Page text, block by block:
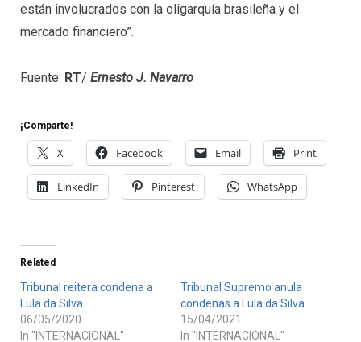
están involucrados con la oligarquía brasileña y el
mercado financiero”.
Fuente: RT/ Ernesto J. Navarro
¡Comparte!
X Facebook Email Print
LinkedIn Pinterest WhatsApp
Related
Tribunal reitera condena a
Lula da Silva
06/05/2020
In "INTERNACIONAL"
Tribunal Supremo anula
condenas a Lula da Silva
15/04/2021
In "INTERNACIONAL"